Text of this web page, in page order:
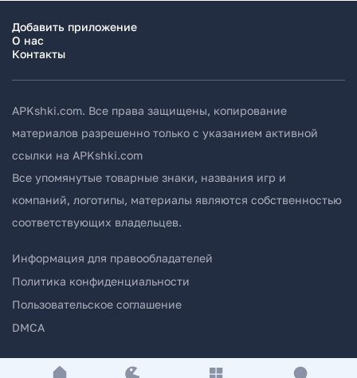
Добавить приложение
О нас
Контакты
APKshki.com. Все права защищены, копирование
материалов разрешенно только с указанием активной
ссылки на APKshki.com
Все упомянутые товарные знаки, названия игр и
компаний, логотипы, материалы являются собственностью
соответствующих владельцев.
Информация для правообладателей
Политика конфиденциальности
Пользовательское соглашение
DMCA